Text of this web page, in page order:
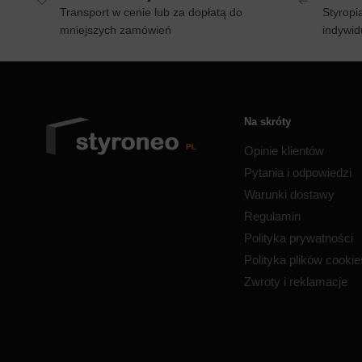
Transport w cenie lub za dopłatą do
mniejszych zamówień
Na skróty
Opinie klientów
Pytania i odpowiedzi
Warunki dostawy
Regulamin
Polityka prywatności
Polityka plików
Zwroty i reklamacje